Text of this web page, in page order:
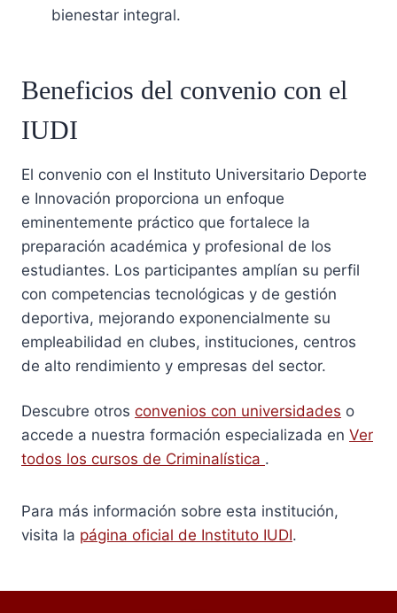
bienestar integral.
Beneficios del convenio con el
IUDI
El convenio con el Instituto Universitario Deporte
e Innovación proporciona un enfoque
eminentemente práctico que fortalece la
preparación académica y profesional de los
estudiantes. Los participantes amplían su perfil
con competencias tecnológicas y de gestión
deportiva, mejorando exponencialmente su
empleabilidad en clubes, instituciones, centros
de alto rendimiento y empresas del sector.
Descubre otros convenios con universidades o
accede a nuestra formación especializada en Ver
todos los cursos de Criminalística .
Para más información sobre esta institución,
visita la página oficial de Instituto IUDI.